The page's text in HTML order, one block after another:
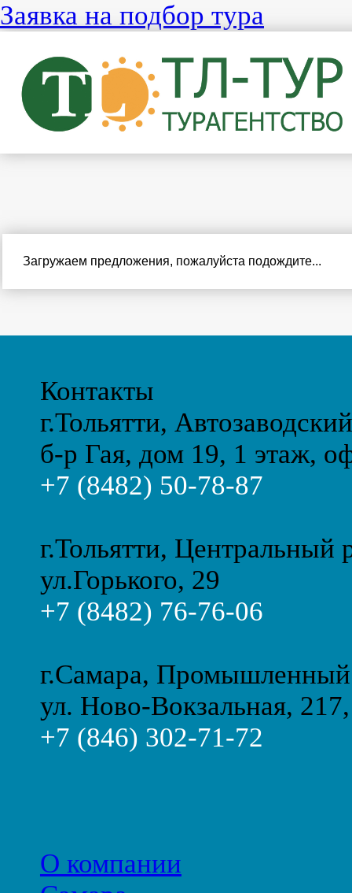
Заявка на подбор тура
Загружаем предложения, пожалуйста подождите...
Контакты
г.Тольятти,
б-р Гая, дом 19, 1 этаж,
+7 (8482) 50-78-87
г.Тольятти, Центральный
ул.Горького, 29
+7 (8482) 76-76-06
г.Самара,
ул. Ново-Вокзальная,
+7 (846) 302-71-72
О компании